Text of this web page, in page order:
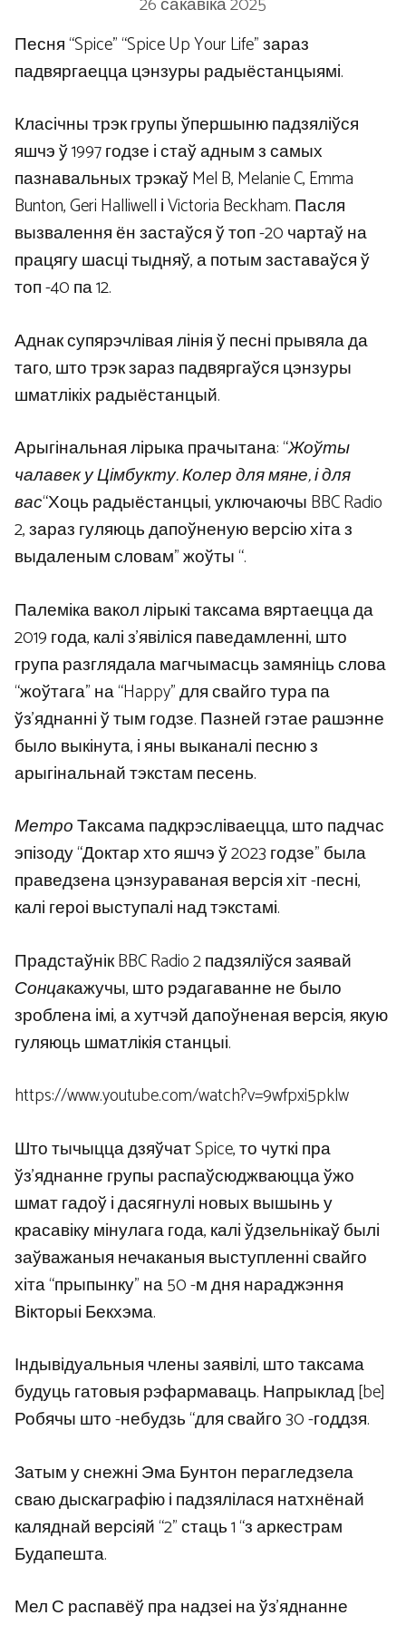
Песня “Spice” “Spice Up Your Life” зараз
падвяргаецца цэнзуры радыёстанцыямі.
Класічны трэк групы ўпершыню падзяліўся
яшчэ ў 1997 годзе і стаў адным з самых
пазнавальных трэкаў Mel B, Melanie C, Emma
Bunton, Geri Halliwell і Victoria Beckham. Пасля
вызвалення ён застаўся ў топ -20 чартаў на
працягу шасці тыдняў, а потым заставаўся ў
топ -40 па 12.
Аднак супярэчлівая лінія ў песні прывяла да
таго, што трэк зараз падвяргаўся цэнзуры
шматлікіх радыёстанцый.
Арыгінальная лірыка прачытана: “Жоўты
чалавек у Цімбукту. Колер для мяне, і для
вас“Хоць радыёстанцыі, уключаючы BBC Radio
2, зараз гуляюць дапоўненую версію хіта з
выдаленым словам” жоўты “.
Палеміка вакол лірыкі таксама вяртаецца да
2019 года, калі з’явіліся паведамленні, што
група разглядала магчымасць замяніць слова
“жоўтага” на “Happy” для свайго тура па
ўз’яднанні ў тым годзе. Пазней гэтае рашэнне
было выкінута, і яны выканалі песню з
арыгінальнай тэкстам песень.
МетроТаксама падкрэсліваецца, што падчас
эпізоду “Доктар хто яшчэ ў 2023 годзе” была
праведзена цэнзураваная версія хіт -песні,
калі героі выступалі над тэкстамі.
Прадстаўнік BBC Radio 2 падзяліўся заявай
Сонцакажучы, што рэдагаванне не было
зроблена імі, а хутчэй дапоўненая версія, якую
гуляюць шматлікія станцыі.
https://www.youtube.com/watch?v=9wfpxi5pklw
Што тычыцца дзяўчат Spice, то чуткі пра
ўз’яднанне групы распаўсюджваюцца ўжо
шмат гадоў і дасягнулі новых вышынь у
красавіку мінулага года, калі ўдзельнікаў былі
заўважаныя нечаканыя выступленні свайго
хіта “прыпынку” на 50 -м дня нараджэння
Вікторыі Бекхэма.
Індывідуальныя члены заявілі, што таксама
будуць гатовыя рэфармаваць. Напрыклад [be]
Робячы што -небудзь “для свайго 30 -годдзя.
Затым у снежні Эма Бунтон перагледзела
сваю дыскаграфію і падзялілася натхнёнай
каляднай версіяй “2” стаць 1 “з аркестрам
Будапешта.
Мел С распавёў пра надзеі на ўз’яднанне